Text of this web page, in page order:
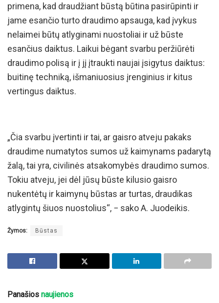
primena, kad draudžiant būstą būtina pasirūpinti ir
jame esančio turto draudimo apsauga, kad įvykus
nelaimei būtų atlyginami nuostoliai ir už būste
esančius daiktus. Laikui bėgant svarbu peržiūrėti
draudimo polisą ir į jį įtraukti naujai įsigytus daiktus:
buitinę techniką, išmaniuosius įrenginius ir kitus
vertingus daiktus.
„Čia svarbu įvertinti ir tai, ar gaisro atveju pakaks
draudime numatytos sumos už kaimynams padarytą
žalą, tai yra, civilinės atsakomybės draudimo sumos.
Tokiu atveju, jei dėl jūsų būste kilusio gaisro
nukentėtų ir kaimynų būstas ar turtas, draudikas
atlygintų šiuos nuostolius“, − sako A. Juodeikis.
Žymos: Būstas
Panašios naujienos